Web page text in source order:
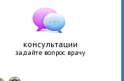
консультации
задайте вопрос врачу